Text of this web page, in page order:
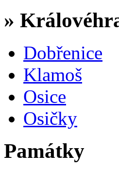
»
Dobřenice
Klamoš
Osice
Osičky
Památky